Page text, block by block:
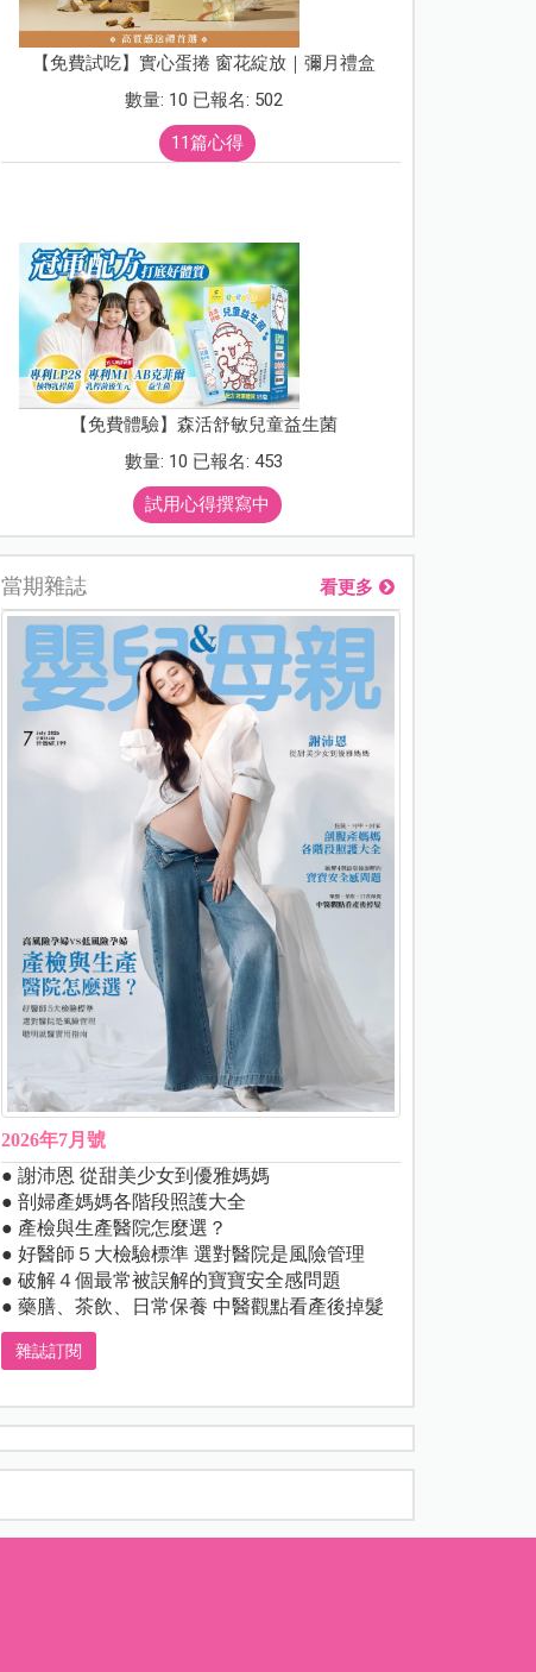
【免費試吃】實心蛋捲 窗花綻放｜彌月禮盒
數量: 10 已報名: 502
11篇心得
【免費體驗】森活舒敏兒童益生菌
數量: 10 已報名: 453
試用心得撰寫中
當期雜誌 看更多
2026年7月號
● 謝沛恩 從甜美少女到優雅媽媽
● 剖婦產媽媽各階段照護大全
● 產檢與生產醫院怎麼選？
● 好醫師５大檢驗標準 選對醫院是風險管理
● 破解４個最常被誤解的寶寶安全感問題
● 藥膳、茶飲、日常保養 中醫觀點看產後掉髮
雜誌訂閱